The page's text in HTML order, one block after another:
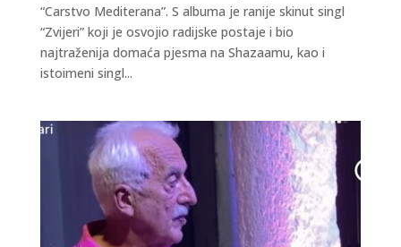
“Carstvo Mediterana”. S albuma je ranije skinut singl
“Zvijeri” koji je osvojio radijske postaje i bio
najtraženija domaća pjesma na Shazaamu, kao i
istoimeni singl...